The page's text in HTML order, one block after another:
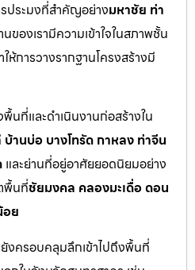
ประมงที่สำคัญอย่างมหาชัย ท่า
ของเรามีความเข้าใจในสภาพชั้น
การวางรากฐานโครงสร้างมี
พื้นที่และดำเนินงานก่อสร้างใน
บ้านบ่อ บางโทรัด กาหลง ท่าจีน
และย่านที่อยู่อาศัยยอดนิยมอย่าง
พื้นที่ชัยมงคล คลองมะเดื่อ ดอน
ย
งครอบคลุมลึกเข้าไปถึงพื้นที่